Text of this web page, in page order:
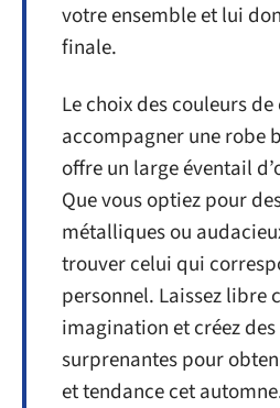
votre ensemble et lui
finale.
Le choix des couleurs
accompagner une robe
offre un large éventail
Que vous optiez pour
métalliques ou
trouver celui qui
personnel. Laissez libre
imagination et créez
surprenantes pour
et tendance cet